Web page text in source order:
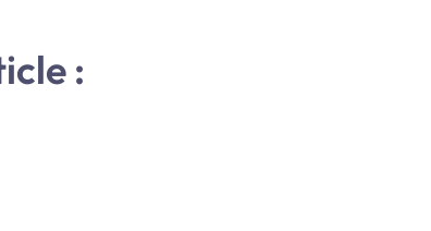
: